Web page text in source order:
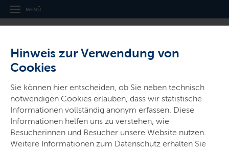
Hinweis zur Verwendung von
Cookies
Sie können hier entscheiden, ob Sie neben technisch
notwendigen Cookies erlauben, dass wir statistische
Informationen vollständig anonym erfassen. Diese
Informationen helfen uns zu verstehen, wie
Besucherinnen und Besucher unsere Website nutzen.
Weitere Informationen zum Datenschutz erhalten Sie
MENÜ
Finanzministerium
Ministerien & Behörden